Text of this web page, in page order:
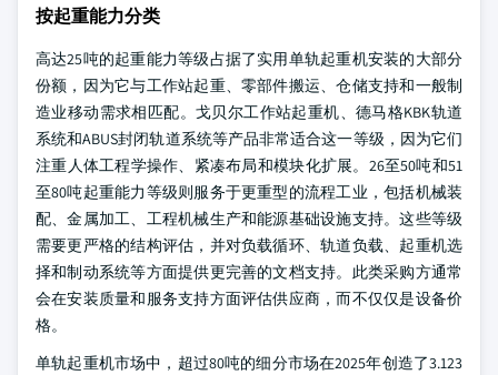
按起重能力分类
高达25吨的起重能力等级占据了实用单轨起重机安装的大部分
份额，因为它与工作站起重、零部件搬运、仓储支持和一般制
造业移动需求相匹配。戈贝尔工作站起重机、德马格KBK轨道
系统和ABUS封闭轨道系统等产品非常适合这一等级，因为它们
注重人体工程学操作、紧凑布局和模块化扩展。26至50吨和51
至80吨起重能力等级则服务于更重型的流程工业，包括机械装
配、金属加工、工程机械生产和能源基础设施支持。这些等级
需要更严格的结构评估，并对负载循环、轨道负载、起重机选
择和制动系统等方面提供更完善的文档支持。此类采购方通常
会在安装质量和服务支持方面评估供应商，而不仅仅是设备价
格。
单轨起重机市场中，超过80吨的细分市场在2025年创造了3.123